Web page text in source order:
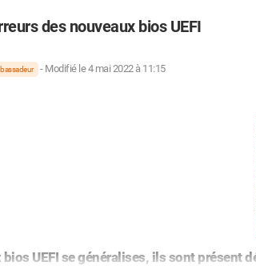
des nouveaux bios UEFI
- Modifié le 4 mai 2022 à 11:15
bios UEFI se généralises, ils sont présent